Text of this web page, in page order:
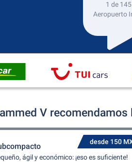
1 de
Aeropuerto
V
desde 150
ágil y económico: ¡eso es suficiente!